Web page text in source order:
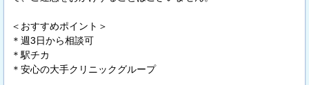
＜おすすめポイント＞
＊週3日から相談可
＊駅チカ
＊安心の大手クリニックグループ